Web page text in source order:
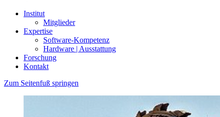
Institut
Mitglieder
Expertise
Software-Kompetenz
Hardware | Ausstattung
Forschung
Kontakt
Zum Seitenfuß springen